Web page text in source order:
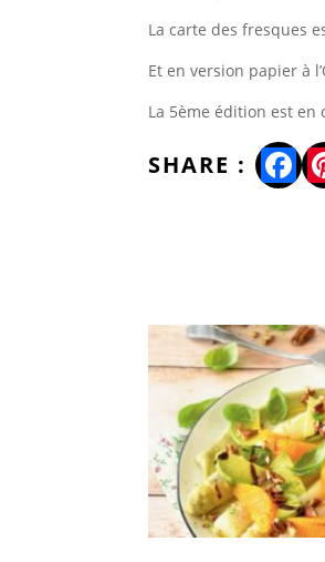
La carte des fresques
Et en version papier à
La 5ème édition est